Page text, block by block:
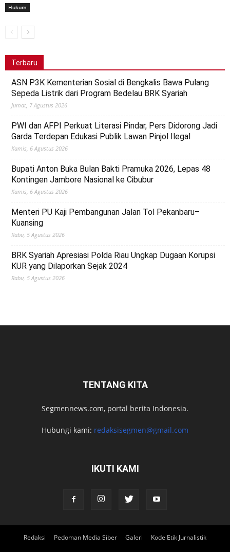
Hukum
Terbaru
ASN P3K Kementerian Sosial di Bengkalis Bawa Pulang
Sepeda Listrik dari Program Bedelau BRK Syariah
Jumat, 7 Agustus 2026
PWI dan AFPI Perkuat Literasi Pindar, Pers Didorong Jadi
Garda Terdepan Edukasi Publik Lawan Pinjol Ilegal
Kamis, 6 Agustus 2026
Bupati Anton Buka Bulan Bakti Pramuka 2026, Lepas 48
Kontingen Jambore Nasional ke Cibubur
Kamis, 6 Agustus 2026
Menteri PU Kaji Pembangunan Jalan Tol Pekanbaru–
Kuansing
Rabu, 5 Agustus 2026
BRK Syariah Apresiasi Polda Riau Ungkap Dugaan Korupsi
KUR yang Dilaporkan Sejak 2024
Rabu, 5 Agustus 2026
TENTANG KITA
Segmennews.com, portal berita Indonesia.
Hubungi kami: redaksisegmen@gmail.com
IKUTI KAMI
Redaksi Pedoman Media Siber Galeri
Kode Etik Jurnalistik